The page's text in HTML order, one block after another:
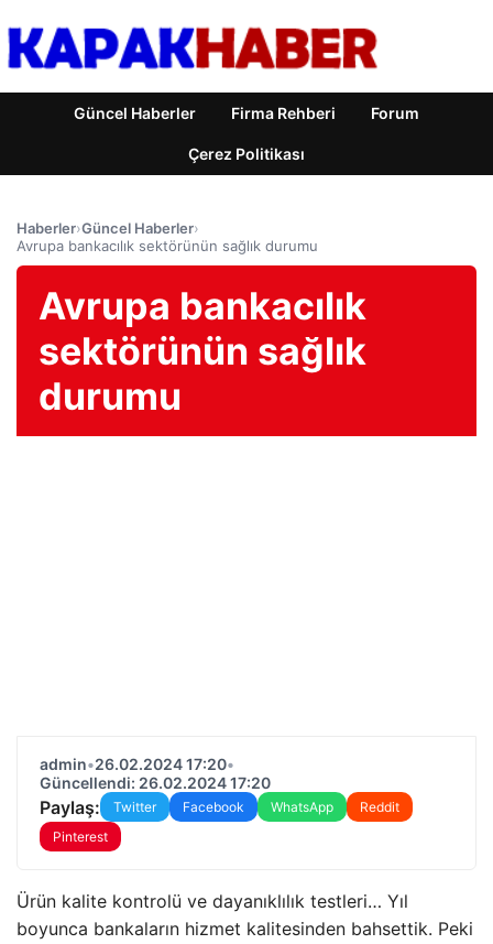
Güncel Haberler Firma Rehberi Forum
Çerez Politikası
Haberler›Güncel Haberler›
Avrupa bankacılık sektörünün sağlık durumu
Avrupa bankacılık
sektörünün sağlık
durumu
admin•26.02.2024 17:20•
Güncellendi: 26.02.2024 17:20
Paylaş: Twitter Facebook WhatsApp
Reddit
Pinterest
Ürün kalite kontrolü ve dayanıklılık testleri… Yıl
boyunca bankaların hizmet kalitesinden bahsettik. Peki